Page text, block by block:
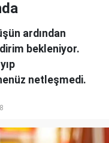
ardından
bekleniyor.
netleşmedi.